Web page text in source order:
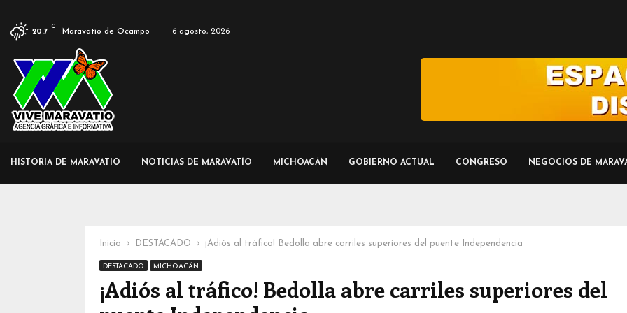
20.7
C
Maravatío de Ocampo 6 agosto, 2026
HISTORIA DE MARAVATIO NOTICIAS DE MARAVATÍO MICHOACÁN GOBIERNO ACTUAL CONGRESO NEGOCIOS DE
Inicio DESTACADO ¡Adiós al tráfico! Bedolla abre carriles superiores del puente Independencia
DESTACADO MICHOACÁN
¡Adiós al tráfico! Bedolla abre carriles superiores del